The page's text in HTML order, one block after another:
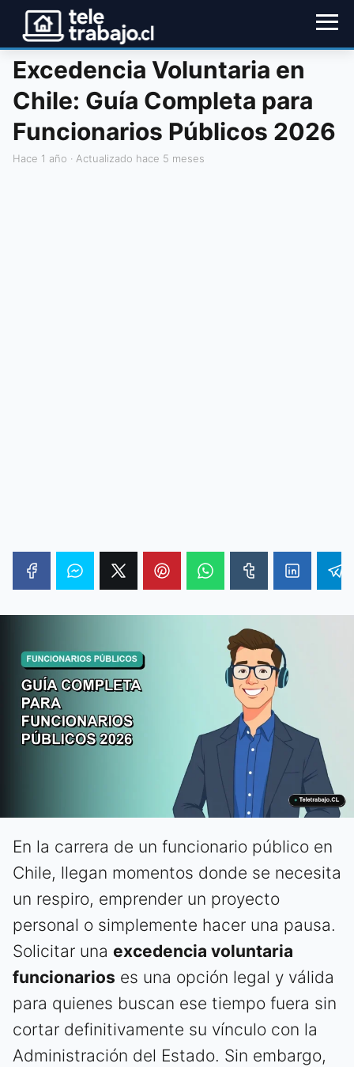
Excedencia Voluntaria en
Chile: Guía Completa para
Funcionarios Públicos 2026
hace 1 año · Actualizado hace 5 meses
En la carrera de un funcionario público en
Chile, llegan momentos donde se necesita
un respiro, emprender un proyecto
personal o simplemente hacer una pausa.
Solicitar una excedencia voluntaria
funcionarios es una opción legal y válida
para quienes buscan ese tiempo fuera sin
cortar definitivamente su vínculo con la
Administración del Estado. Sin embargo,